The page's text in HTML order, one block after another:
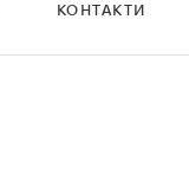
КОНТАКТИ